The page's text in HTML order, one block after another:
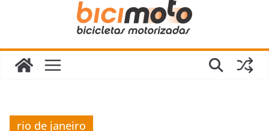
Bicimoto na Chuva? Dicas para andar com
segurança
Bicicleta Motorizada: Vale a Pena Mesmo?
Revisão da Bicicleta Motorizada 2 Tempos:
Quando Fazer e Quais Itens Verificar?
rio de janeiro